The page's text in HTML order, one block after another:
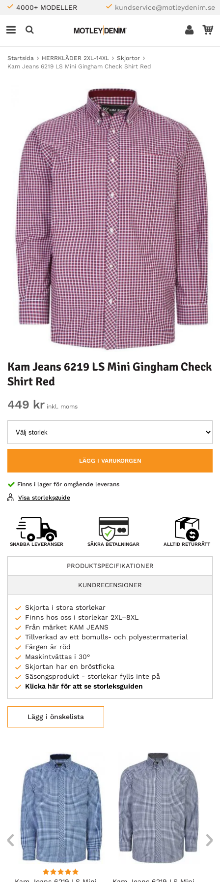
4000+ MODELLER kundservice@motleydenim.se
Startsida HERRKLÄDER 2XL-14XL
Skjortor
Kam Jeans 6219 LS Mini Gingham Check Shirt Red
Kam Jeans 6219 LS Mini Gingham Check
Shirt Red
449 kr inkl. moms
LÄGG I VARUKORGEN
Finns i lager för omgående leverans
Visa storleksguide
SNABBA LEVERANSER SÄKRA BETALNINGAR ALLTID RETURRÄTT
PRODUKTSPECIFIKATIONER
KUNDRECENSIONER
Skjorta i stora storlekar
Finns hos oss i storlekar 2XL–8XL
Från märket KAM JEANS
Tillverkad av ett bomulls- och polyestermaterial
Färgen är röd
Maskintvättas i 30°
Skjortan har en bröstficka
Säsongsprodukt - storlekar fylls inte på
Klicka här för att se storleksguiden
Lägg i önskelista